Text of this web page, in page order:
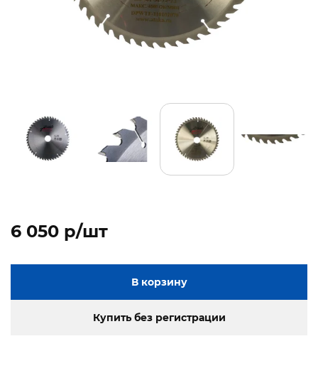
6 050 p/шт
В корзину
Купить без регистрации